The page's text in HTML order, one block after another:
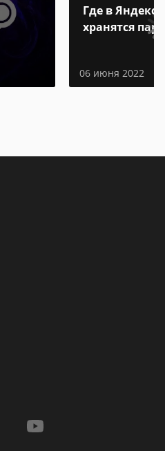
Где в Яндекс
хранятся
06 июня 2022